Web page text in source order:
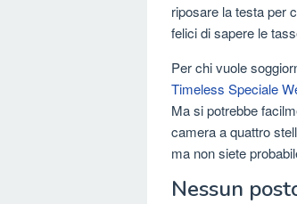
riposare la testa per
felici di sapere le
Per chi vuole
Timeless Speciale
Ma si potrebbe
camera a quattro
ma non siete
Nessun